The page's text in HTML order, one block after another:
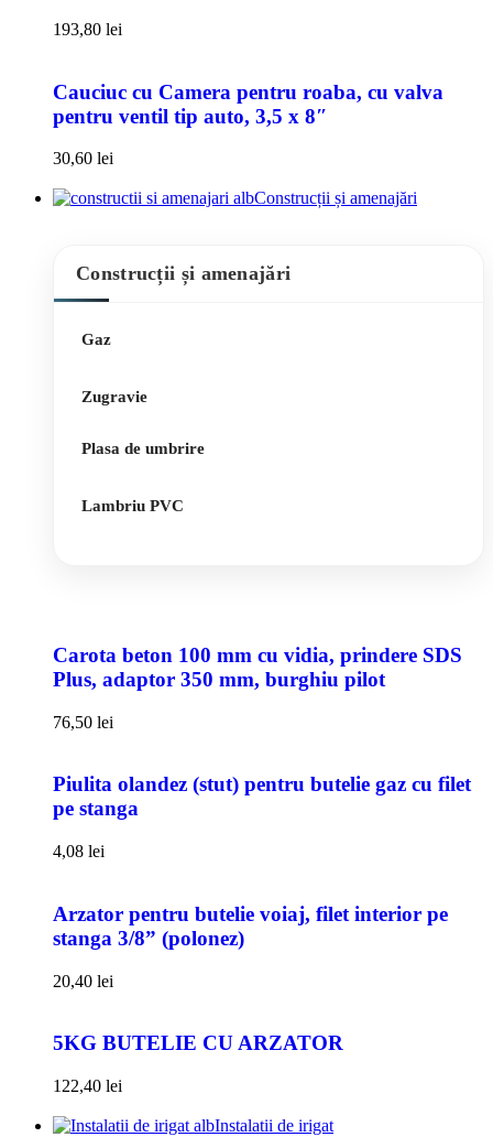
193,80 lei
Cauciuc cu Camera pentru roaba, cu valva
pentru ventil tip auto, 3,5 x 8″
30,60 lei
Construcții și amenajări
Construcții și amenajări
Gaz
Zugravie
Plasa de umbrire
Lambriu PVC
Carota beton 100 mm cu vidia, prindere SDS
Plus, adaptor 350 mm, burghiu pilot
76,50 lei
Piulita olandez (stut) pentru butelie gaz cu filet
pe stanga
4,08 lei
Arzator pentru butelie voiaj, filet interior pe
stanga 3/8” (polonez)
20,40 lei
5KG BUTELIE CU ARZATOR
122,40 lei
Instalatii de irigat